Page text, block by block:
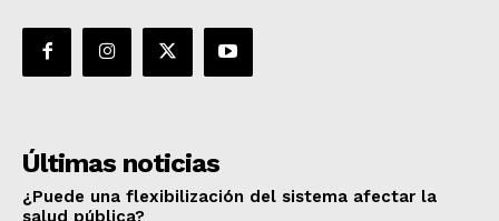
Últimas noticias
¿Puede una flexibilización del sistema afectar la
salud pública?